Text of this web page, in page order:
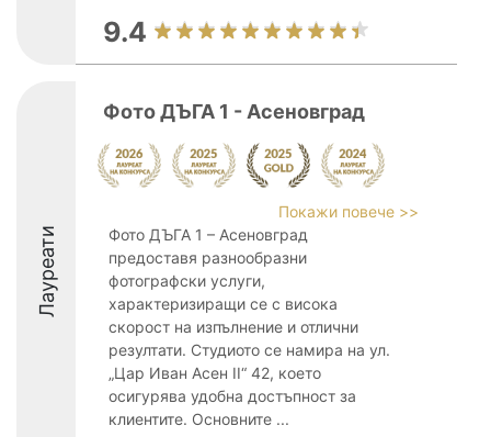
9.4
Лауреати
Фото ДЪГА 1 - Асеновград
Покажи повече >>
Фото ДЪГА 1 – Асеновград
предоставя разнообразни
фотографски услуги,
характеризиращи се с висока
скорост на изпълнение и отлични
резултати. Студиото се намира на ул.
„Цар Иван Асен II“ 42, което
осигурява удобна достъпност за
клиентите. Основните ...